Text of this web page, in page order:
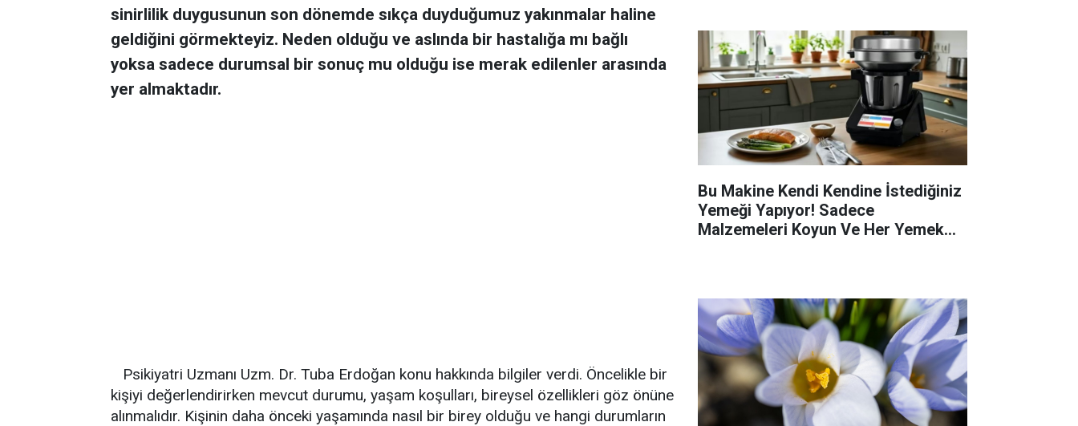
sinirlilik duygusunun son dönemde sıkça duyduğumuz yakınmalar haline
geldiğini görmekteyiz. Neden olduğu ve aslında bir hastalığa mı bağlı
yoksa sadece durumsal bir sonuç mu olduğu ise merak edilenler arasında
yer almaktadır.
Psikiyatri Uzmanı Uzm. Dr. Tuba Erdoğan konu hakkında bilgiler verdi. Öncelikle bir
kişiyi değerlendirirken mevcut durumu, yaşam koşulları, bireysel özellikleri göz önüne
alınmalıdır. Kişinin daha önceki yaşamında nasıl bir birey olduğu ve hangi durumların
Bu Makine Kendi Kendine İstediğiniz
Yemeği Yapıyor! Sadece
Malzemeleri Koyun Ve Her Yemek